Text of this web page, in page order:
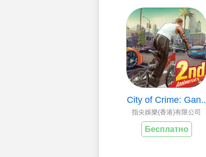
City of Crime: Gan..
指尖娛樂(香港)有限公司
Бесплатно